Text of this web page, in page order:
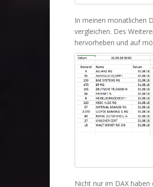
In meinen monatlichen
vergleichen. Des
hervorheben und auf
Nicht nur im DAX